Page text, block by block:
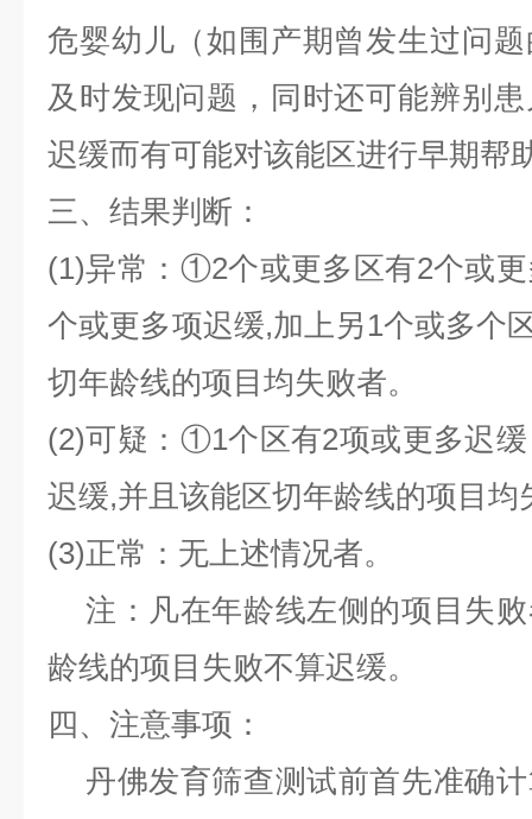
危婴幼儿（如围产期曾发生过问
及时发现问题，同时还可能辨别
迟缓而有可能对该能区进行早期帮
三、结果判断：
(1)异常： ①2个或更多区有2个或
个或更多项迟缓,加上另1个或多个
切年龄线的项目均失败者。
(2)可疑： ①1个区有2项或更多迟
迟缓,并且该能区切年龄线的项目均
(3)正常：无上述情况者。
注：凡在年龄线左侧的项目失
龄线的项目失败不算迟缓。
四、注意事项：
丹佛发育筛查测试前首先准确